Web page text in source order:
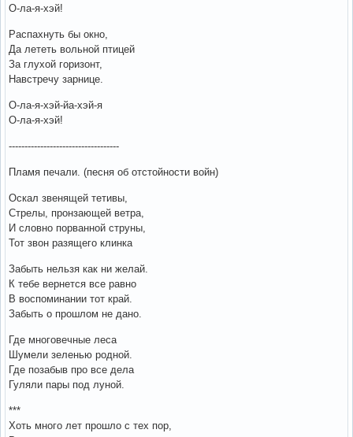
О-ла-я-хэй!
Распахнуть бы окно,
Да лететь вольной птицей
За глухой горизонт,
Навстречу зарнице.
О-ла-я-хэй-йа-хэй-я
О-ла-я-хэй!
-----------------------------------
Пламя печали. (песня об отстойности войн)
Оскал звенящей тетивы,
Стрелы, пронзающей ветра,
И словно порванной струны,
Тот звон разящего клинка
Забыть нельзя как ни желай.
К тебе вернется все равно
В воспоминании тот край.
Забыть о прошлом не дано.
Где многовечные леса
Шумели зеленью родной.
Где позабыв про все дела
Гуляли пары под луной.
***
Хоть много лет прошло с тех пор,